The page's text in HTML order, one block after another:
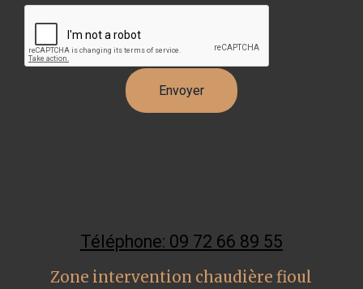
Téléphone: 09 72 66 89 55
Zone intervention chaudière fioul